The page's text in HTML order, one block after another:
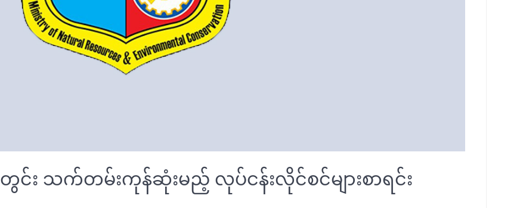
တွင်း သက်တမ်းကုန်ဆုံးမည့် လုပ်ငန်းလိုင်စင်များစာရင်း